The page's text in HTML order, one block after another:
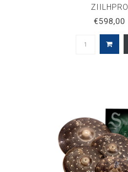
ZIILHPRO
€598,00